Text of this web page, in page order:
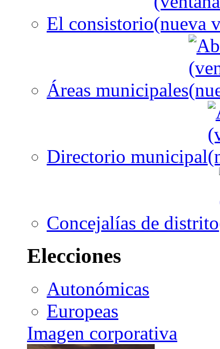
El consistorio
Áreas municipales
Directorio municipal
Concejalías de distrito
Elecciones
Autonómicas
Europeas
Imagen corporativa